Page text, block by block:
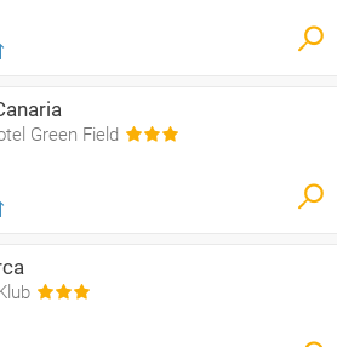
Green Field